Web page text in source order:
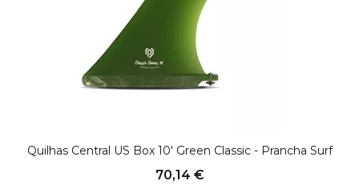
Quilhas Central US Box 10' Green Classic - Prancha Surf
70,14 €